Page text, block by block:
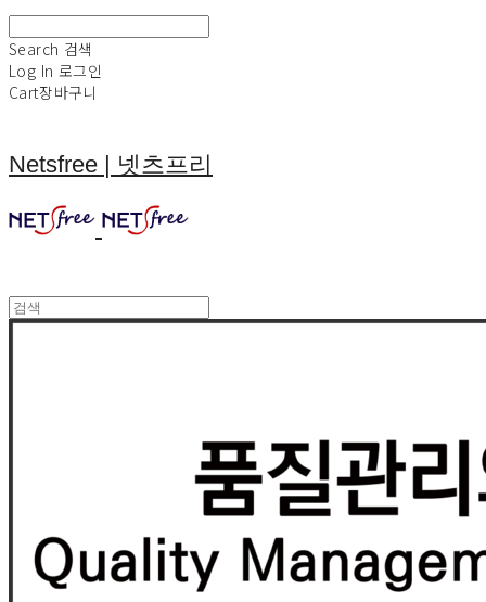
Search 검색
Log In 로그인
Cart장바구니
Netsfree | 넷츠프리